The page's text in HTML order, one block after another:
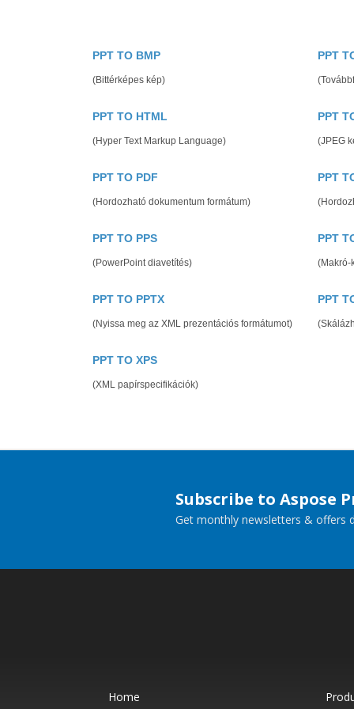
PPT TO BMP
(Bittérképes kép)
PPT
PPT TO HTML
(Hyper Text Markup Language)
PPT
(JPEG
PPT TO PDF
(Hordozható dokumentum formátum)
PPT
PPT TO PPS
(PowerPoint diavetítés)
PPT
(Makró-
PPT TO PPTX
(Nyissa meg az XML prezentációs formátumot)
PPT
PPT TO XPS
(XML papírspecifikációk)
Subscribe to Aspose
Get monthly newsletters & offers
Home